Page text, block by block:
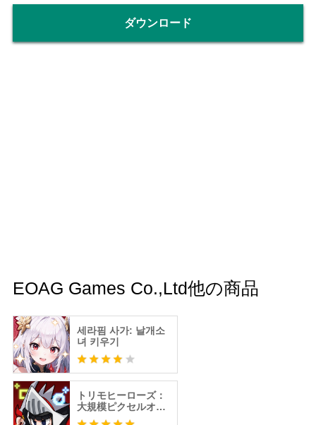
ダウンロード
EOAG Games Co.,Ltd他の商品
세라핌 사가: 날개소
녀 키우기
トリモヒーローズ：
大規模ピクセルオフ
ェンス